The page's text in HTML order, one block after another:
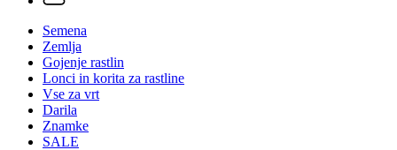
Semena
Zemlja
Gojenje rastlin
Lonci in korita za rastline
Vse za vrt
Darila
Znamke
SALE